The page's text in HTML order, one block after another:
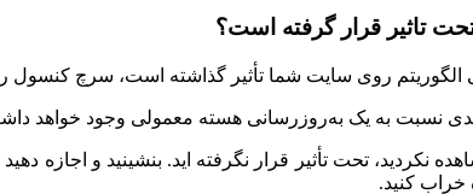
تاثیر قرار گرفته است؟
شما تأثیر گذاشته است، سرچ کنسول را باز کنید. از 5 مارس به دنبال کاهش قابل توجه در
نسبت به یک به‌روزرسانی هسته معمولی وجود
نکردید، تحت تأثیر قرار نگرفته اید. بنشینید و اجازه
خراب کنید.